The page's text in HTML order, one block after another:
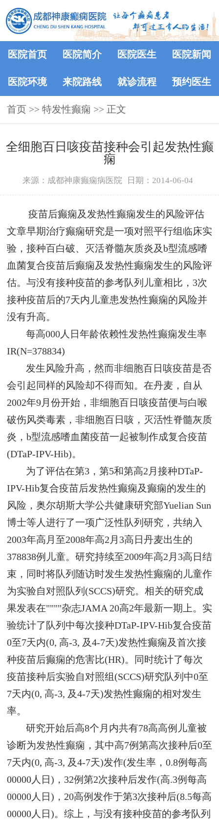
医院首页 医院简介 医院医生 医院新闻
医院环境 来院路线 就诊流程 预约医生
首页 >> 特发性癫痫 >> 正文
全细胞百日咳疫苗接种会引起发热性癫
痫
来源：成都神康癫痫病医院 日期：2014-06-04
疫苗后癫痫及发热性癫痫发生的风险评估
文章早期治疗癫痫研究是一项对照平行组临床实
验，接种百白破、灭活脊髓灰质炎及b型流感嗜
血菌复合疫苗后癫痫及发热性癫痫发生的风险评
估。与没有接种疫苗的参考队列儿童相比，3次
接种疫苗后的7天内儿童患发热性癫痫的风险并
没有升高。
每高000人日年龄依赖性发热性癫痫发生率
IR(N=378834)
发生风险升高，然而非细胞百日咳疫苗是否
会引起同样的风险却不得而知。在丹麦，自从
2002年9月份开始，非细胞百日咳疫苗便与白喉
破伤风类毒素，非细胞百日咳，灭活性脊髓灰质
炎，b型流感嗜血菌疫苗一起被制作成复合疫苗
(DTaP-IPV-Hib)。
为了评估在第3，第5和第高2月接种DTaP-
IPV-Hib复合疫苗后发热性癫痫及癫痫的发生的
风险，奥尔胡斯大学公共健康研究部Yuelian Sun
博士等人进行了一项广泛性队列研究，共纳入
2003年高月至2008年高2月3高日丹麦出生的
378838例儿童。研究持续至2009年高2月3高日结
束，同时将队列随访时发生发热性癫痫的儿童作
为实验自对照队列(SCCS)研究。相关的研究成
果发表在""""杂志JAMA 20高2年最新一期上。实
验统计了队列中每次接种DTaP-IPV-Hib复合疫苗
0至7天内(0, 高-3, 及4-7天)发热性癫痫及首次接
种疫苗后癫痫的危害比(HR)。同时统计了每次
疫苗接种后实验自对照组(SCCS)研究队列中0至
7天内(0, 高-3, 及4-7天)发热性癫痫的相对发生
率。
研究开始后高8个月内共有78高高例儿童被
诊断为发热性癫痫，其中高7例第高次接种后0至
7天内(0, 高-3, 及4-7天)发作(发生率，0.8例每高
00000人日)，32例第2次接种后发作(高.3例每高
00000人日)，20高例发作于第3次接种后(8.5每高
00000人日)。综上，与没有接种疫苗的参考队列